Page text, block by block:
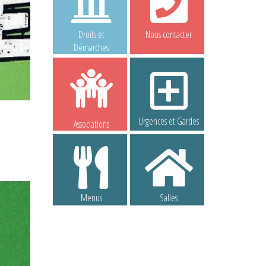
Droits et
Démarches
Nous contacter
Associations Urgences et Gardes
Menus Salles